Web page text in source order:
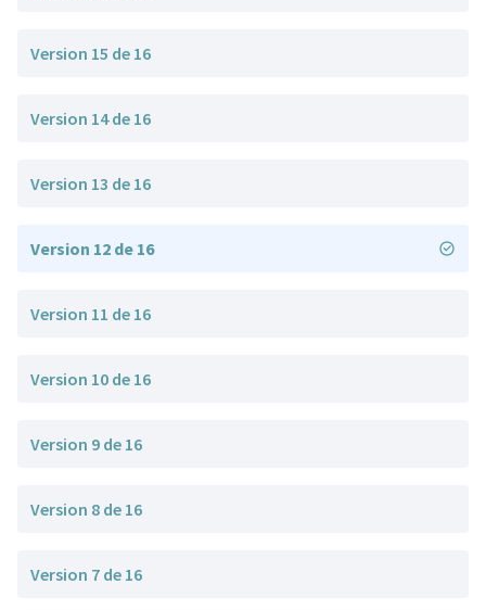
Version 15 de 16
Version 14 de 16
Version 13 de 16
Version 12 de 16
Version 11 de 16
Version 10 de 16
Version 9 de 16
Version 8 de 16
Version 7 de 16